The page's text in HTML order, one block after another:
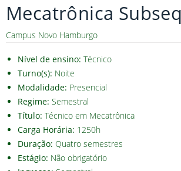
Mecatrônica
Campus Novo Hamburgo
Nível de ensino: Técnico
Turno(s): Noite
Modalidade: Presencial
Regime: Semestral
Título: Técnico em Mecatrônica
Carga Horária: 1250h
Duração: Quatro semestres
Estágio: Não obrigatório